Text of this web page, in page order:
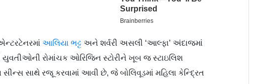
આલિયા ભટ્ટ અને શર્વરી અસલી ‘આલ્ફા’ અંદાજમાં
રોમાંચક ઓરિજિન સ્ટોરીને ખૂબ જ સ્ટાઇલિશ
સાથે રજૂ કરવામાં આવી છે, જે બોલિવૂડમાં મહિલા કેન્દ્રિત